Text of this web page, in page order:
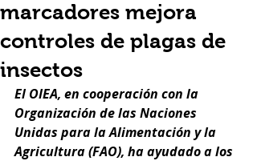
marcadores mejora
controles de plagas de
insectos
El OIEA, en cooperación con la
Organización de las Naciones
Unidas para la Alimentación y la
Agricultura (FAO), ha ayudado a los